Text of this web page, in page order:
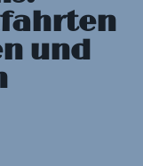
und